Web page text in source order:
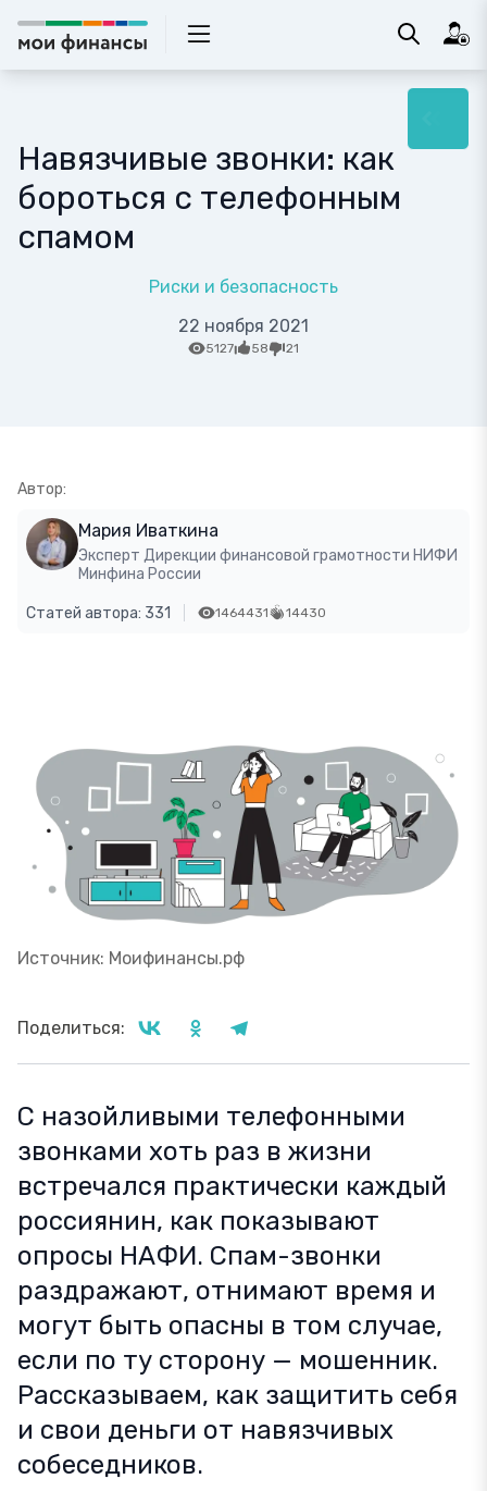
Навязчивые звонки: как
бороться с телефонным
спамом
Риски и безопасность
22 ноября 2021
5127 58 21
Автор:
Мария Иваткина
Эксперт Дирекции финансовой грамотности НИФИ
Минфина России
Статей автора: 331 1464431 14430
Источник: Моифинансы.рф
Поделиться:
С назойливыми телефонными
звонками хоть раз в жизни
встречался практически каждый
россиянин, как показывают
опросы НАФИ. Спам-звонки
раздражают, отнимают время и
могут быть опасны в том случае,
если по ту сторону — мошенник.
Рассказываем, как защитить себя
и свои деньги от навязчивых
собеседников.